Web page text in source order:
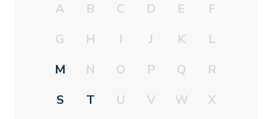
A B C D E
F
G
H I J K
L
M
N O P Q
R
S
T U V W
X